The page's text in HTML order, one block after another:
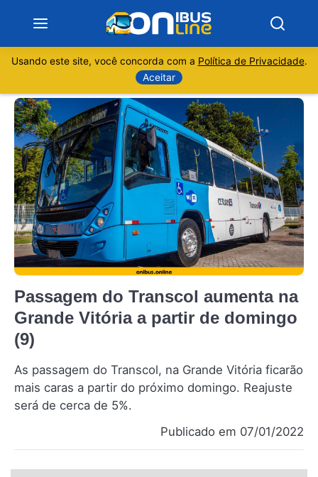
Sobre
Minas Gerais
São Paulo
Rio de Janeiro
Espírito Santo
Paraná
Rio Grande do Sul
Centro-Oeste
Usando este site, você concorda com a Política de Privacidade.
Aceitar
Passagem do Transcol aumenta na
Grande Vitória a partir de domingo
(9)
As passagem do Transcol, na Grande Vitória ficarão
mais caras a partir do próximo domingo. Reajuste
será de cerca de 5%.
Publicado em 07/01/2022